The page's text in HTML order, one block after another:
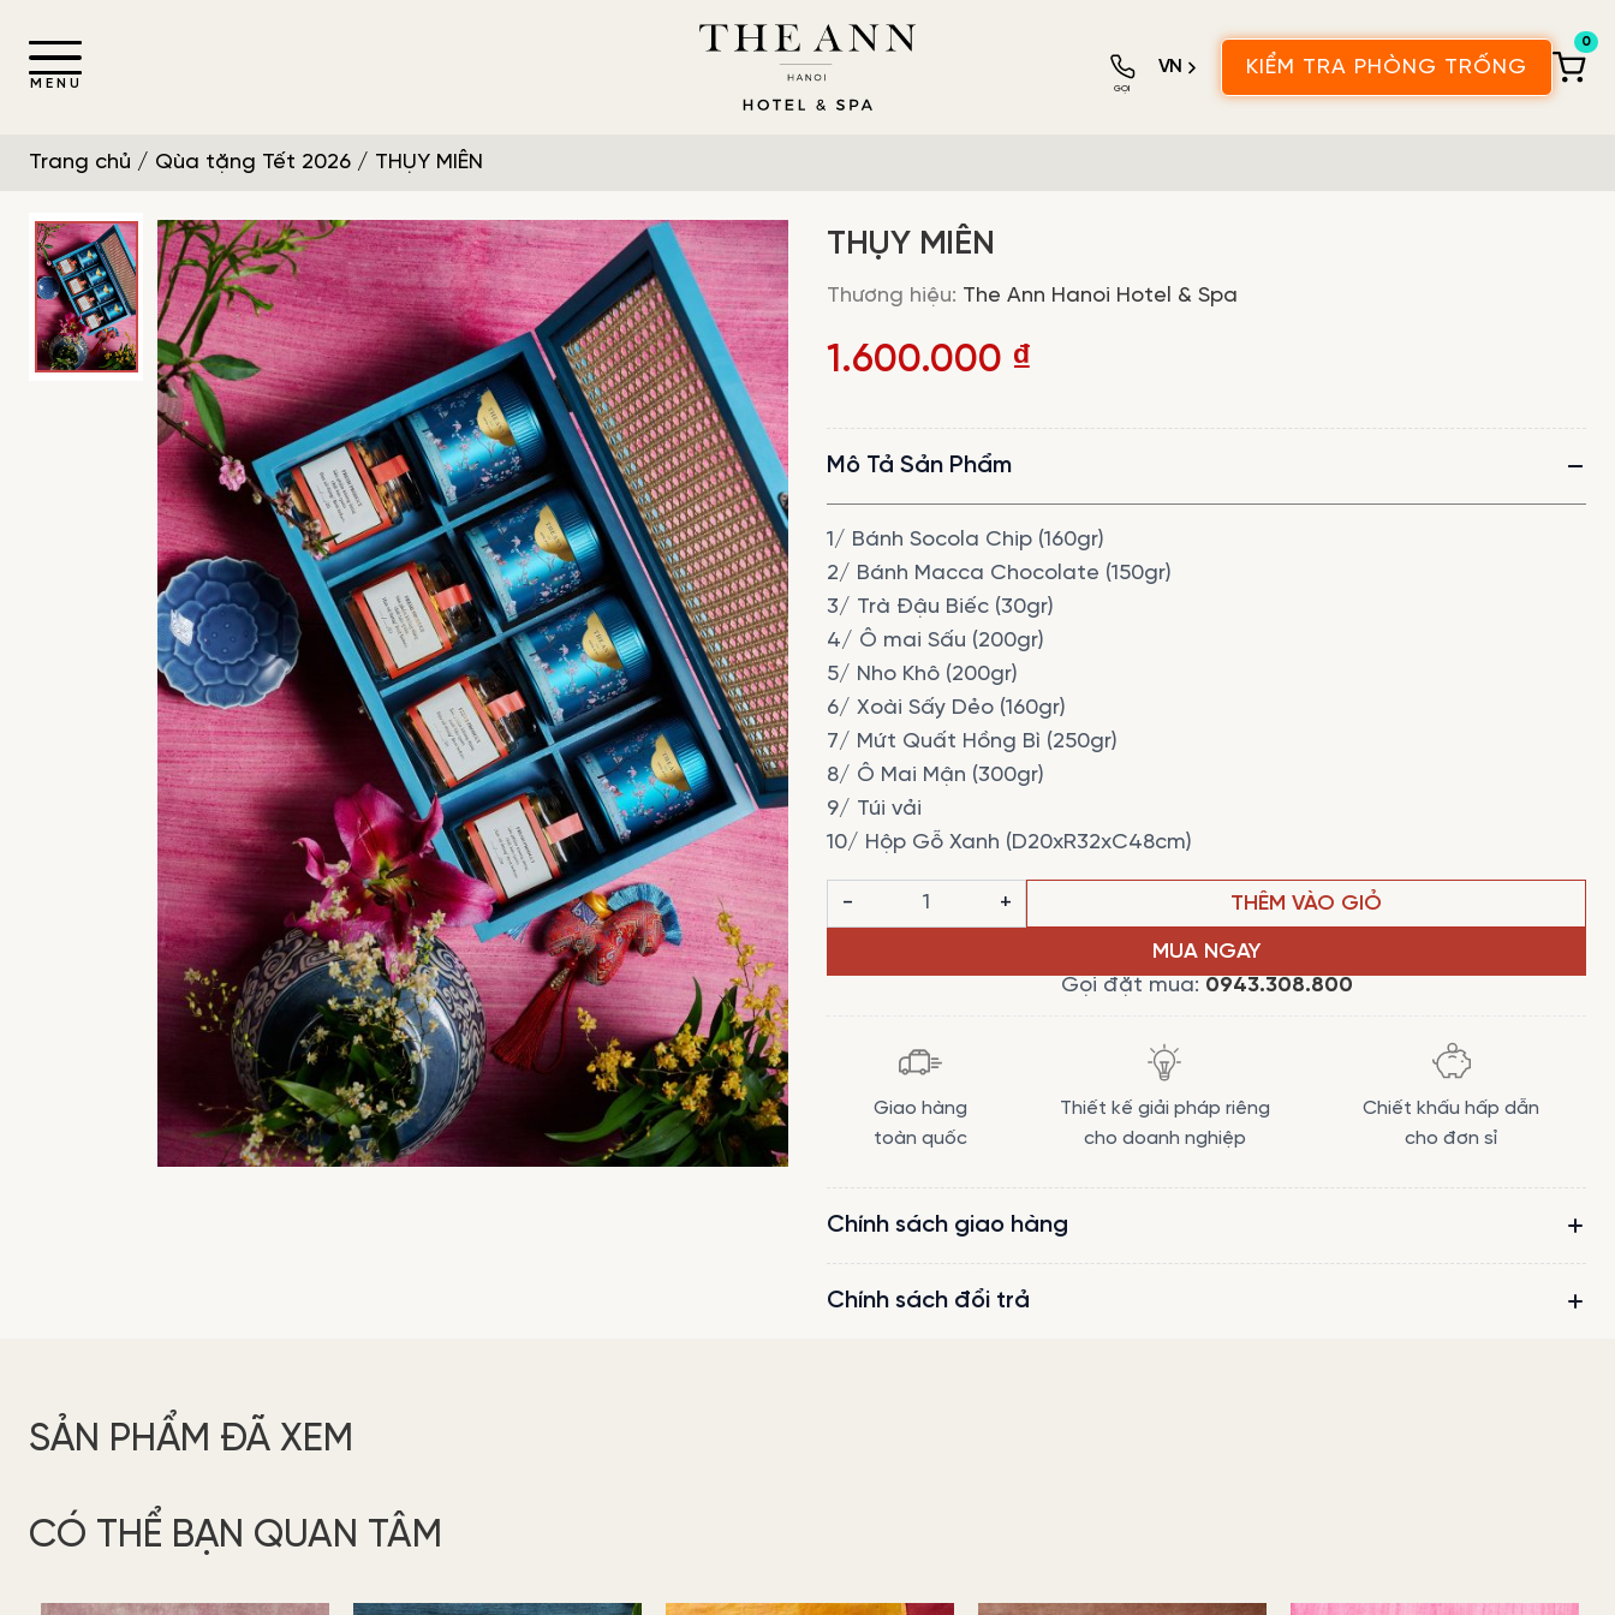
MENU GỌI
VN KIỂM TRA PHÒNG TRỐNG
0
Trang chủ / Qùa tặng Tết 2026 / THỤY MIÊN
THỤY MIÊN
Thương hiệu: The Ann Hanoi Hotel & Spa
1.600.000 ₫
Mô Tả Sản Phẩm
1/ Bánh Socola Chip (160gr)
2/ Bánh Macca Chocolate (150gr)
3/ Trà Đậu Biếc (30gr)
4/ Ô mai Sấu (200gr)
5/ Nho Khô (200gr)
6/ Xoài Sấy Dẻo (160gr)
7/ Mứt Quất Hồng Bì (250gr)
8/ Ô Mai Mận (300gr)
9/ Túi vải
10/ Hộp Gỗ Xanh (D20xR32xC48cm)
THỤY
MIÊN
- + THÊM VÀO GIỎ
MUA NGAY
Gọi đặt mua: 0943.308.800
Giao hàng
toàn quốc
Thiết kế giải pháp riêng
cho doanh nghiệp
Chiết khấu hấp dẫn
cho đơn sỉ
Chính sách giao hàng
Chính sách đổi trả
SẢN PHẨM ĐÃ XEM
CÓ THỂ BẠN QUAN TÂM